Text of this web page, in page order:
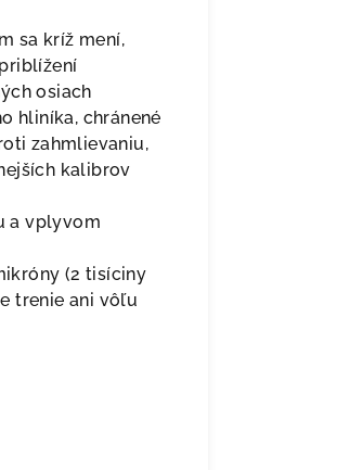
sa kríž mení,
osiach
hliníka, chránené
zahmlievaniu,
kalibrov
a vplyvom
(2 tisíciny
trenie ani vôľu